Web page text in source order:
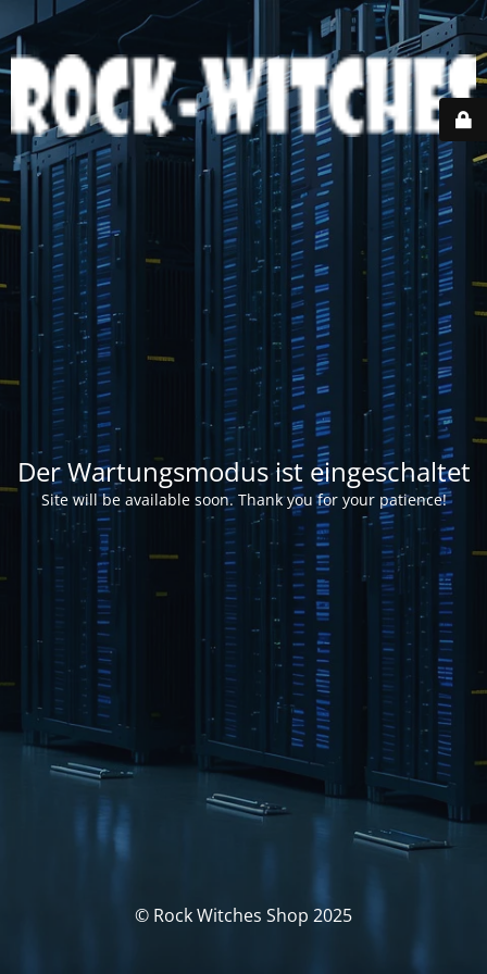
Der Wartungsmodus ist eingeschaltet
Site will be available soon. Thank you for your patience!
© Rock Witches Shop 2025